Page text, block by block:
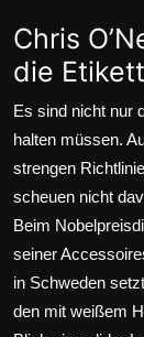
Chris
die
Es sind nicht nur
halten müssen.
strengen
scheuen nicht
Beim
seiner
in Schweden
den mit weißem